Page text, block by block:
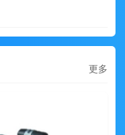
更多